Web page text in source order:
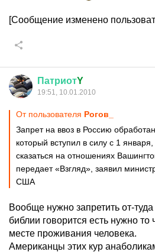
[Сообщение изменено
ПатриотY
19:51, 10.01.2010
От пользователя Рогов_
Запрет на ввоз в Россию
который вступил в силу с 1
сказаться на отношениях
передает «Взгляд», заявил
США
Вообще нужно запретить от-
библии говорится есть нужно то
месте проживания человека.
Американцы этих кур